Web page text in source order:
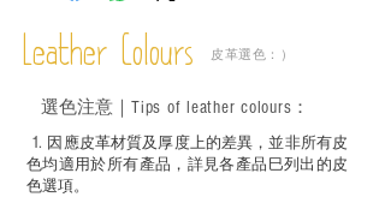
成後定期在皮面塗上皮革專用清潔劑及貂
鼠油等；
適合六歲以下兒童使用；六至十二歲兒童
必須由成年人陪同下使用並應小心處理。
Leather Colours 皮革選色：）
1. ​ 因應皮革材質及厚度上的差異，並非所有皮
色均適用於所有產品，詳見各產品巳列出的皮
色選項。
選色注意｜ Tips of leather colours ：